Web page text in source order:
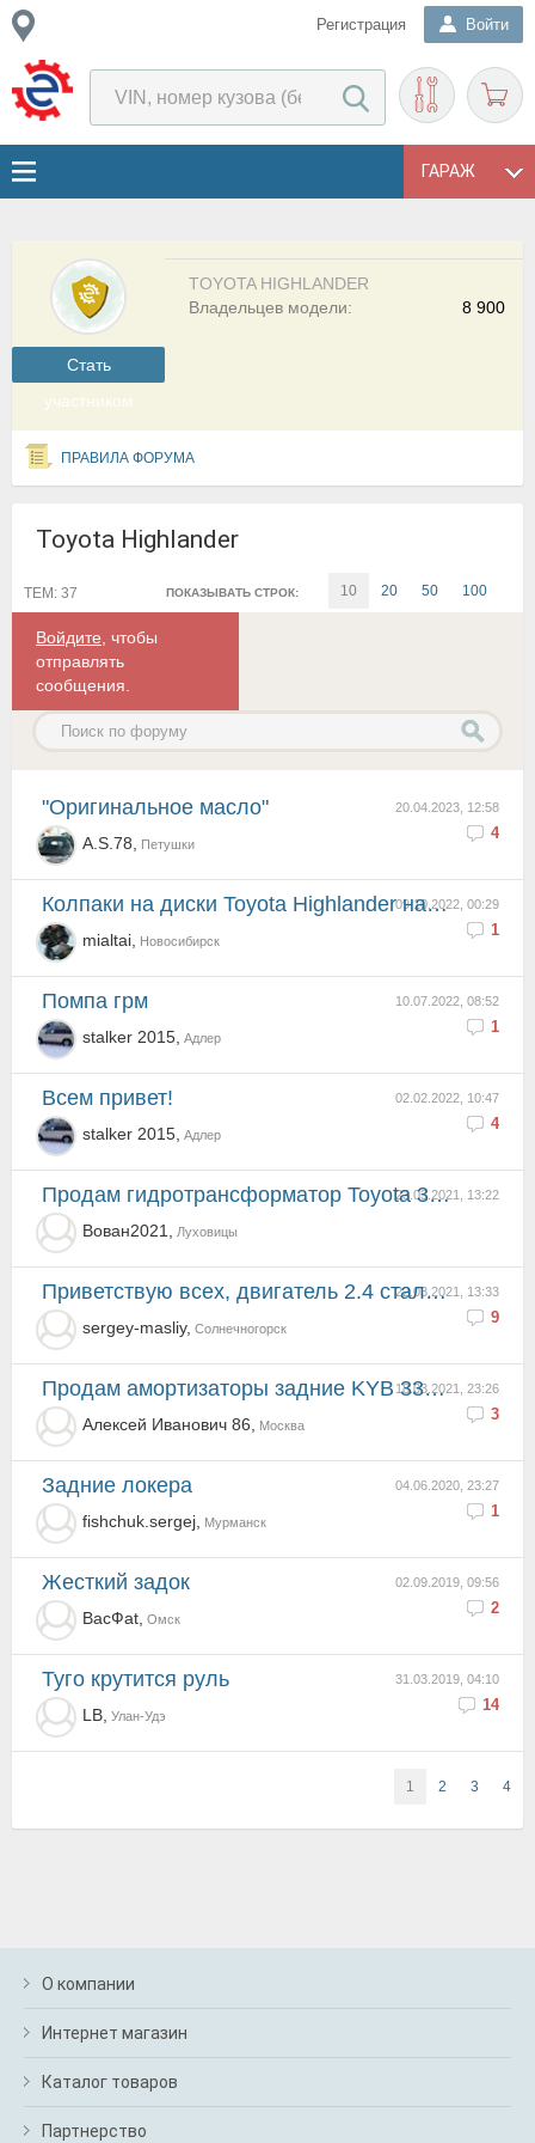
Регистрация Войти
ГАРАЖ
Cтать
участником
TOYOTA HIGHLANDER
8 900
Владельцев модели:
ПРАВИЛА ФОРУМА
Toyota Highlander
ПОКАЗЫВАТЬ СТРОК: 10 20 50 100
ТЕМ: 37
Войдите , чтобы
отправлять
сообщения.
20.04.2023, 12:58
4
"оригинальное масло"
A.S.78, Петушки
09.10.2022, 00:29
1
Колпаки на диски Toyota Highlander на ступицу 16" диски оригинал
mialtai, Новосибирск
10.07.2022, 08:52
1
Помпа грм
stalker 2015, Адлер
02.02.2022, 10:47
4
Всем привет!
stalker 2015, Адлер
23.03.2021, 13:22
Продам гидротрансформатор Toyota 32000-28150 для ДВИГАТЕЛЯ 2AZFE контрактный, состояние: б/у пробег...
Вован2021, Луховицы
22.03.2021, 13:33
9
Приветствую всех, двигатель 2.4 стал работать как дизель что посоветуете спецы на сто грешат на комп...
sergey-masliy, Солнечногорск
18.03.2021, 23:26
3
Продам амортизаторы задние KYB 334384 и 334385
Алексей Иванович 86, Москва
04.06.2020, 23:27
1
Задние локера
fishchuk.sergej, Мурманск
02.09.2019, 09:56
2
Жесткий задок
ВасФаt, Омск
31.03.2019, 04:10
14
Туго крутится руль
LB, Улан-Удэ
1 2 3 4
О компании
Интернет магазин
Каталог товаров
Партнерство